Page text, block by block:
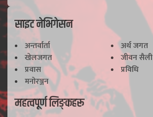
साइट नेभिगेसन
अन्तर्वार्ता
अर्थ जगत
खेलजगत
जीवन सैली
प्रवास
प्रविधि
मनोरञ्जन
महत्वपूर्ण लिङ्कहरू